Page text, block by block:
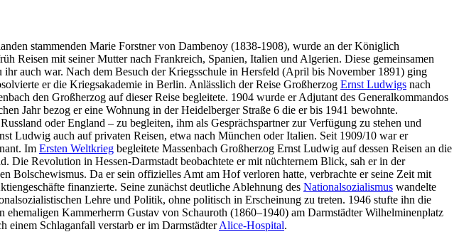
stammenden Marie Forstner von Dambenoy (1838-1908), wurde an der Königlich
Reisen mit seiner Mutter nach Frankreich, Spanien, Italien und Algerien. Diese gemeinsamen
auch war. Nach dem Besuch der Kriegsschule in Hersfeld (April bis November 1891) ging
er die Kriegsakademie in Berlin. Anlässlich der Reise Großherzog Ernst Ludwigs nach
den Großherzog auf dieser Reise begleitete. 1904 wurde er Adjutant des Generalkommandos
Jahr bezog er eine Wohnung in der Heidelberger Straße 6 die er bis 1941 bewohnte.
oder England – zu begleiten, ihm als Gesprächspartner zur Verfügung zu stehen und
Ludwig auch auf privaten Reisen, etwa nach München oder Italien. Seit 1909/10 war er
Im Ersten Weltkrieg begleitete Massenbach Großherzog Ernst Ludwig auf dessen Reisen an die
Revolution in Hessen-Darmstadt beobachtete er mit nüchternem Blick, sah er in der
Bolschewismus. Da er sein offizielles Amt am Hof verloren hatte, verbrachte er seine Zeit mit
finanzierte. Seine zunächst deutliche Ablehnung des Nationalsozialismus wandelte
Lehre und Politik, ohne politisch in Erscheinung zu treten. 1946 stufte ihn die
Kammerherrn Gustav von Schauroth (1860–1940) am Darmstädter Wilhelminenplatz
einem Schlaganfall verstarb er im DarmstädterAlice-Hospital.